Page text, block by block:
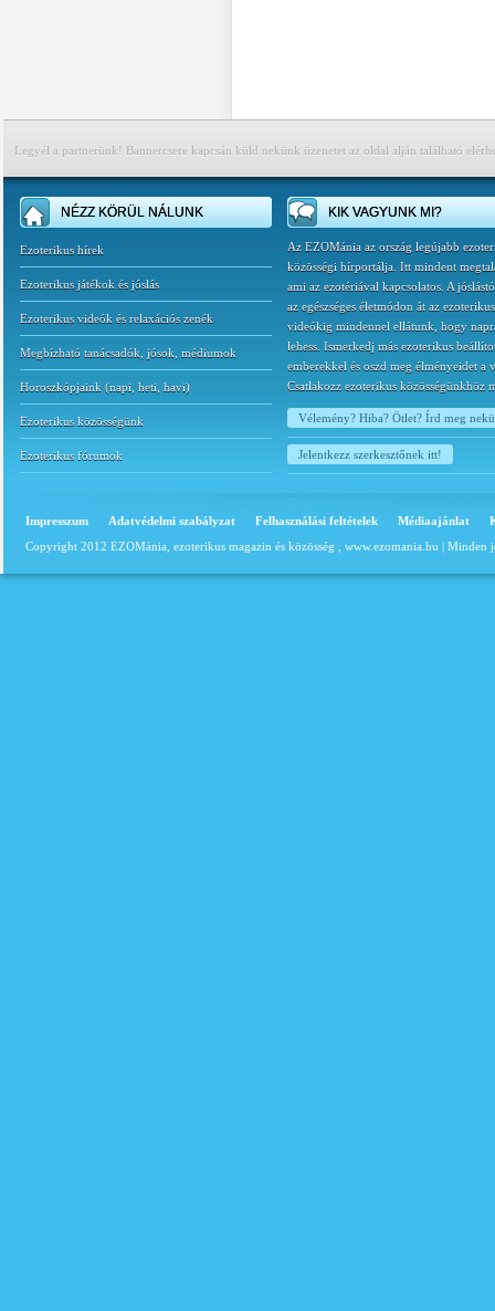
Legyél a partnerünk! Bannercsere kapcsán küld nekünk üzenetet az oldal alján található
NÉZZ KÖRÜL NÁLUNK
Ezoterikus hírek
Ezoterikus játékok és jóslás
Ezoterikus videók és relaxációs zenék
Megbízható tanácsadók, jósok, médiumok
Horoszkópjaink (napi heti havi)
Ezoterikus közösségünk
Ezoterikus fórumok
KIK VAGYUNK MI?
Az EZOMánia az ország legújabb
közösségi hírportálja. Itt mindent
ami az ezotériával kapcsolatos. A
az egészséges életmódon át az ezoterikus
videókig mindennel ellátunk, hogy
lehess. Ismerkedj más ezoterikus
emberekkel és oszd meg élményeidet a
Csatlakozz ezoterikus közösségünkhöz
Vélemény? Hiba? Ötlet? Írd meg
Jelentkezz szerkesztőnek itt!
Impresszum Adatvédelmi szabályzat Felhasználási feltételek Médiaajánlat
Copyright 2012 EZOMánia, ezoterikus magazin és közösség , www.ezomania.hu | Minden